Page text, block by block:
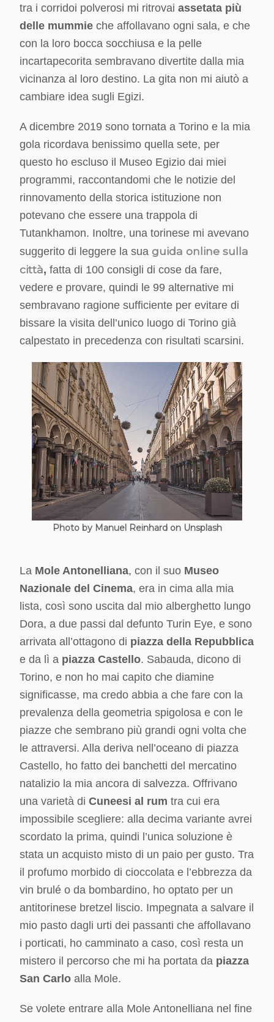
tra i corridoi polverosi mi ritrovaiassetata più
delle mummie che affollavano ogni sala, e che
con la loro bocca socchiusa e la pelle
incartapecorita sembravano divertite dalla mia
vicinanza al loro destino. La gita non mi aiutò a
cambiare idea sugli Egizi.
A dicembre 2019 sono tornata a Torino e la mia
gola ricordava benissimo quella sete, per
questo ho escluso il Museo Egizio dai miei
programmi, raccontandomi che le notizie del
rinnovamento della storica istituzione non
potevano che essere una trappola di
Tutankhamon. Inoltre, una torinese mi avevano
suggerito di leggere la sua guida online sulla
città, fatta di 100 consigli di cose da fare,
vedere e provare, quindi le 99 alternative mi
sembravano ragione sufficiente per evitare di
bissare la visita dell’unico luogo di Torino già
calpestato in precedenza con risultati scarsini.
Photo by Manuel Reinhard on Unsplash
La Mole Antonelliana, con il suo Museo
Nazionale del Cinema, era in cima alla mia
lista, così sono uscita dal mio alberghetto lungo
Dora, a due passi dal defunto Turin Eye, e sono
arrivata all’ottagono di piazza della Repubblica
e da lì a piazza Castello. Sabauda, dicono di
Torino, e non ho mai capito che diamine
significasse, ma credo abbia a che fare con la
prevalenza della geometria spigolosa e con le
piazze che sembrano più grandi ogni volta che
le attraversi. Alla deriva nell’oceano di piazza
Castello, ho fatto dei banchetti del mercatino
natalizio la mia ancora di salvezza. Offrivano
una varietà diCuneesi al rum tra cui era
impossibile scegliere: alla decima variante avrei
scordato la prima, quindi l’unica soluzione è
stata un acquisto misto di un paio per gusto. Tra
il profumo morbido di cioccolata e l’ebbrezza da
vin brulé o da bombardino, ho optato per un
antitorinese bretzel liscio. Impegnata a salvare il
mio pasto dagli urti dei passanti che affollavano
i porticati, ho camminato a caso, così resta un
mistero il percorso che mi ha portata da piazza
San Carlo alla Mole.
Se volete entrare alla Mole Antonelliana nel fine